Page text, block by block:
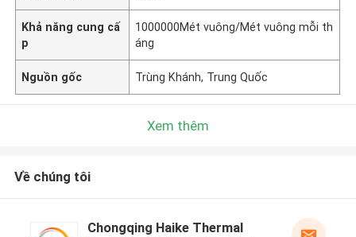
Khả năng cung cấ
p
1000000Mét vuông/Mét vuông mỗi th
áng
Nguồn gốc Trùng Khánh, Trung Quốc
Xem thêm
Về chúng tôi
Chongqing Haike Thermal